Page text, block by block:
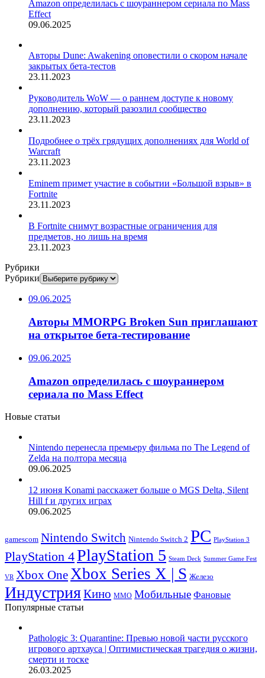
Amazon определилась с шоураннером сериала по Mass
Effect
09.06.2025
Авторы Dune: Awakening оповестили о скором начале
закрытых бета-тестов
23.11.2023
Руководитель WoW — о раннем доступе к новому
дополнению, который разозлил сообщество
23.11.2023
Подробнее о трёх грядущих дополнениях для World of
Warcraft
23.11.2023
Eminem примет участие в событии «Большой взрыв» в
Fortnite
23.11.2023
В Fortnite снимут возрастные ограничения для
предметов, но лишь на время
23.11.2023
Рубрики
Рубрики
09.06.2025
Авторы MMORPG Broken Sun приглашают
на открытое бета-тестирование
09.06.2025
Amazon определилась с шоураннером
сериала по Mass Effect
Новые статьи
Nintendo перенесла премьеру фильма по The Legend of
Zelda на полтора месяца
09.06.2025
12 июня Konami расскажет больше о MGS Delta, Silent
Hill f и других играх
09.06.2025
gamescom Nintendo Switch Nintendo Switch 2 PC PlayStation 3
PlayStation 4PlayStation 5 Steam Deck Summer Game Fest
VR Xbox OneXbox Series X | S Железо
ИндустрияКино ММО Мобильные Фановые
Популярные статьи
Pathologic 3: Quarantine: Превью новой части русского
игрового артхауса | Оптимистическая трагедия о жизни,
смерти и тоске
26.03.2025